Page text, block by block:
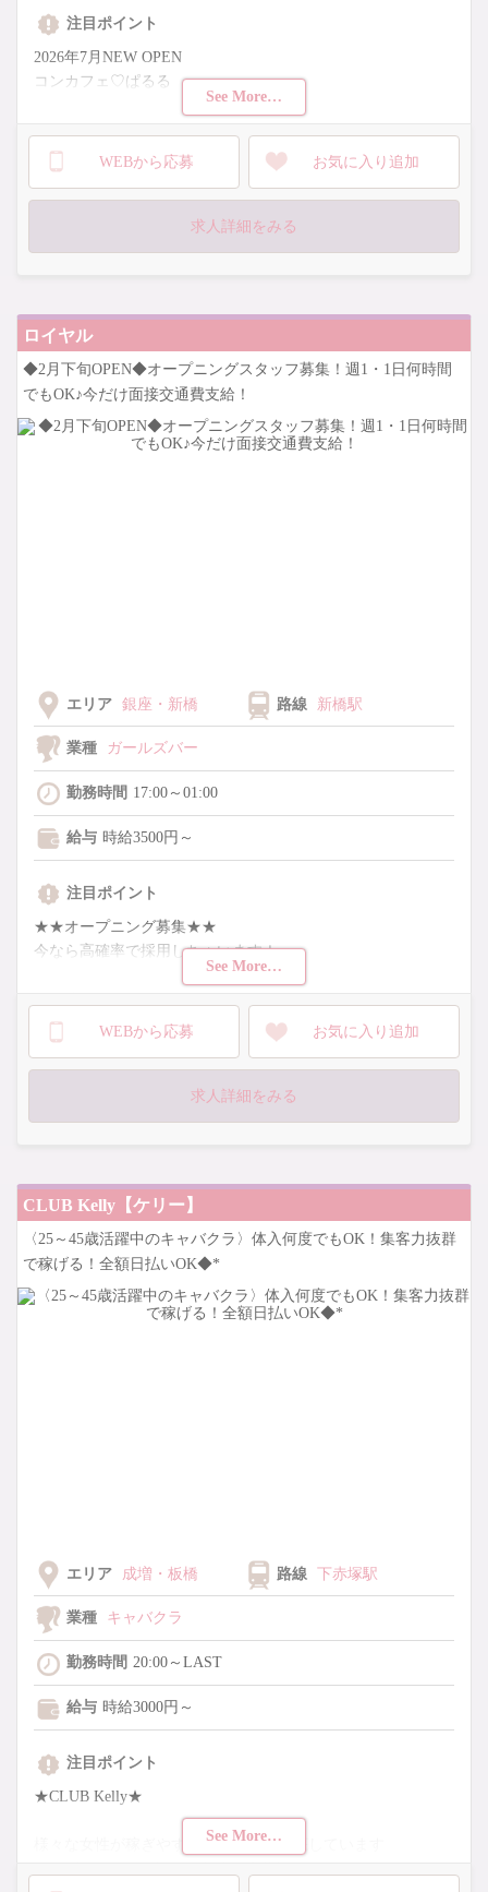
See More…
注目ポイント
2026年7月NEW OPEN
コンカフェ♡ぱるる
体入お祝い金1万円支給中♪
時給と別で支給しますよ♪
キャストが潤い次第終了します！
どなたでもご応募お待ちしてます♪
WEBから応募 お気に入り追加
求人詳細をみる
ロイヤル
◆2月下旬OPEN◆オープニングスタッフ募集！週1・1日何時間
でもOK♪今だけ面接交通費支給！
エリア 銀座・新橋 路線 新橋駅
業種 ガールズバー
勤務時間 17:00～01:00
給与 時給3500円～
See More…
注目ポイント
★★オープニング募集★★
今なら高確率で採用しちゃいます！
ノルマ・出勤の強要はありません♪
今ならお祝い金ももらえちゃうっ！
シフトは〈1日何時間でもOK〉なので
プライベートの予定に合わせられます◎
ぜひご応募ください★
WEBから応募 お気に入り追加
求人詳細をみる
CLUB Kelly【ケリー】
〈25～45歳活躍中のキャバクラ〉体入何度でもOK！集客力抜群
で稼げる！全額日払いOK◆*
エリア 成増・板橋 路線 下赤塚駅
業種 キャバクラ
勤務時間 20:00～LAST
給与 時給3000円～
See More…
注目ポイント
★CLUB Kelly★
様々な女性が稼ぎやすいお店作りを徹底しています